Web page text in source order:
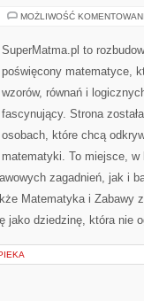
MOŻLIWOŚĆ
SuperMatma.pl to
poświęcony matematyce,
wzorów, równań i
fascynujący. Strona
osobach, które chcą
matematyki. To miejsce,
zagadnień, jak i
Matematyka i Zabawy
jako dziedzinę, która nie